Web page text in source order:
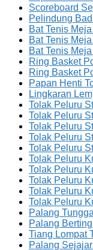
Scoreboard
Pelindung
Bat Tenis
Bat Tenis
Bat Tenis
Ring Basket
Ring Basket
Papan Henti
Lingkaran
Tolak Peluru
Tolak Peluru
Tolak Peluru
Tolak Peluru
Tolak Peluru
Tolak Peluru
Tolak Peluru
Tolak Peluru
Tolak Peluru
Tolak Peluru
Palang
Palang
Tiang Lompat
Palang